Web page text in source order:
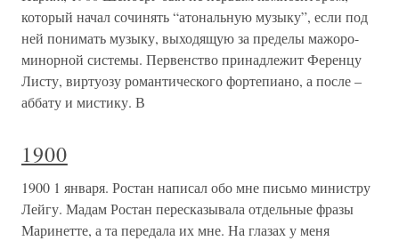
который начал сочинять “атональную музыку”, если под
ней понимать музыку, выходящую за пределы мажоро-
минорной системы. Первенство принадлежит Ференцу
Листу, виртуозу романтического фортепиано, а после –
аббату и мистику. В
1900
1900 1 января. Ростан написал обо мне письмо министру
Лейгу. Мадам Ростан пересказывала отдельные фразы
Маринетте, а та передала их мне. На глазах у меня